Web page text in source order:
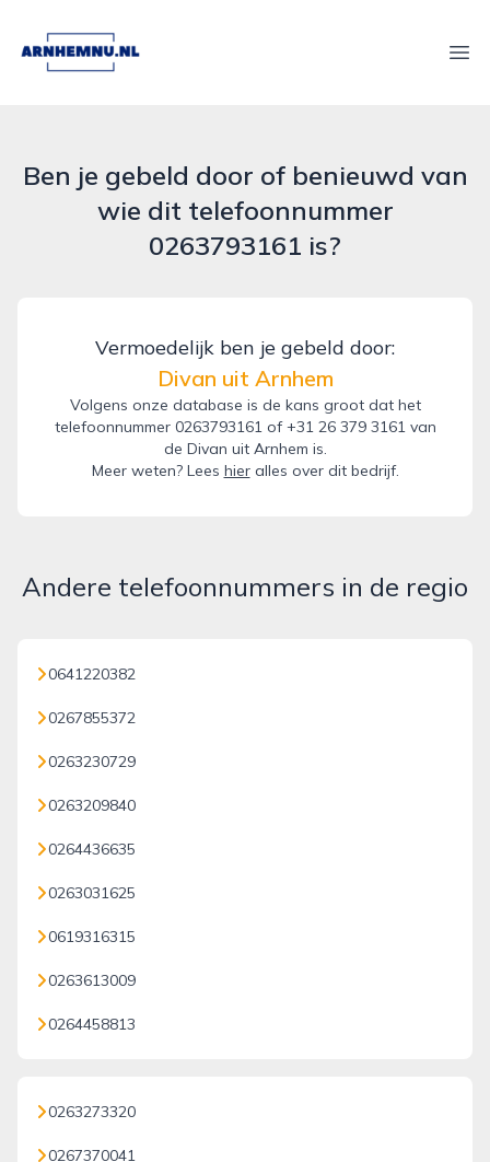
arnhemnu.nl
Ben je gebeld door of benieuwd van
wie dit telefoonnummer
0263793161 is?
Vermoedelijk ben je gebeld door:
Divan uit Arnhem
Volgens onze database is de kans groot dat het
telefoonnummer 0263793161 of +31 26 379 3161 van
de Divan uit Arnhem is.
Meer weten? Lees hieralles over dit bedrijf.
Andere telefoonnummers in de regio
0641220382
0267855372
0263230729
0263209840
0264436635
0263031625
0619316315
0263613009
0264458813
0263273320
0267370041